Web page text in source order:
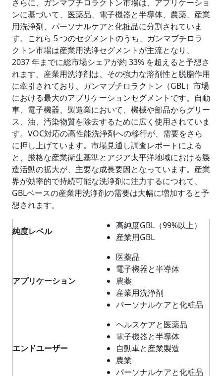
さらに、ガンマブチロラクトン市場は、アプリケーショ
ンに基づいて、医薬品、電子機器と半導体、農薬、産業
用洗浄剤、パーソナルケアと化粧品に分割されていま
す。これら 5 つのセグメントのうち、ガンマブチロラ
クトン市場は産業用洗浄セグメントが主流となり、
2037 年までに総市場シェアが約 33% を超えると予想さ
れます。産業用洗浄剤は、その強力な溶剤性と脱脂作用
に牽引されており、ガンマブチロラクトン（GBL）市場
における最大のアプリケーションセグメントです。自動
車、電子機器、製造業において、機械や部品からグリー
ス、油、汚染物質を除去するために広く使用されていま
す。VOC対応の高性能洗浄剤への移行が、需要をさら
に押し上げています。市場見通し調査レポートによる
と、厳格な産業衛生基準とアジア太平洋地域における製
造活動の拡大が、主要な成長要因となっています。産業
界が効率的で持続可能な洗浄剤に注力するにつれて、
GBLベースの産業用洗浄剤の需要は大幅に増加すると予
想されます。
純度レベル
高純度GBL（99%以上）
産業用GBL
アプリケーション
医薬品
電子機器と半導体
農薬
産業用洗浄剤
パーソナルケアと化粧品
エンドユーザー
ヘルスケアと医薬品
電子機器と半導体
自動車と産業製造
農業
パーソナルケアと化粧品